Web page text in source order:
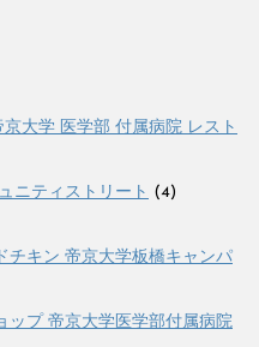
大学 医学部 付属病院 レスト
ニティストリート (4)
チキン 帝京大学板橋キャンパ
ップ 帝京大学医学部付属病院